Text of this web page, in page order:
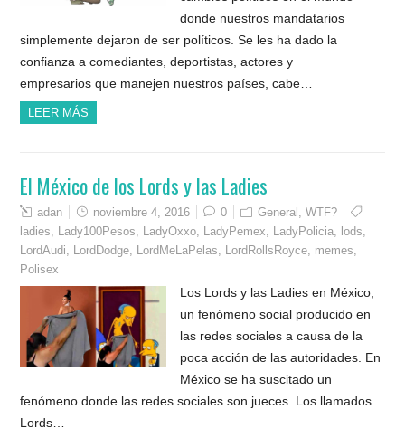
donde nuestros mandatarios
simplemente dejaron de ser políticos. Se les ha dado la
confianza a comediantes, deportistas, actores y
empresarios que manejen nuestros países, cabe…
LEER MÁS
El México de los Lords y las Ladies
adan noviembre 4, 2016 0 General ,WTF?
ladies
Lady100Pesos LadyOxxo LadyPemex LadyPolicia lods
LordAudi
LordDodge LordMeLaPelas LordRollsRoyce memes
Polisex
Los Lords y las Ladies en México,
un fenómeno social producido en
las redes sociales a causa de la
poca acción de las autoridades. En
México se ha suscitado un
fenómeno donde las redes sociales son jueces. Los llamados
Lords…